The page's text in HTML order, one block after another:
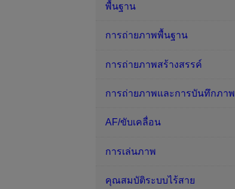
พื้นฐาน
การถ่ายภาพพื้นฐาน
การถ่ายภาพสร้างสรรค์
การถ่ายภาพและการบันทึกภาพ
AF/ขับเคลื่อน
การเล่นภาพ
คุณสมบัติระบบไร้สาย